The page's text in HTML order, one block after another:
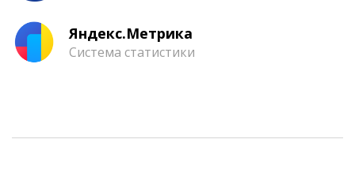
Яндекс.Метрика
Система статистики